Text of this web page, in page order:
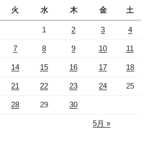
火 水 木 金 土
1 2 3 4
7 8 9 10 11
14 15 16 17 18
21 22 23 24 25
28 29 30
5月 »